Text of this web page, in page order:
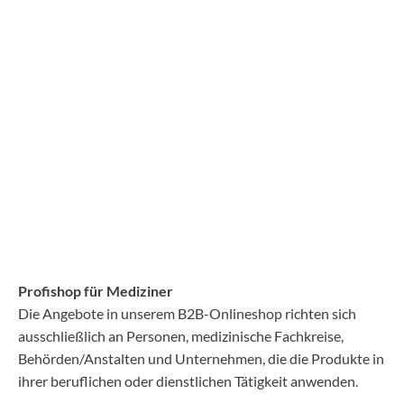
Profishop für Mediziner
Die Angebote in unserem B2B-Onlineshop richten sich
ausschließlich an Personen, medizinische Fachkreise,
Behörden/Anstalten und Unternehmen, die die Produkte in
ihrer beruflichen oder dienstlichen Tätigkeit anwenden.